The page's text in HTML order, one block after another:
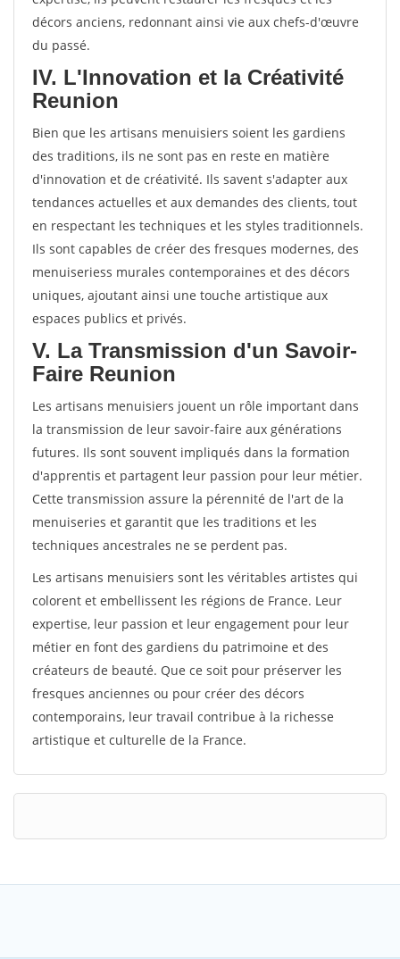
décors anciens, redonnant ainsi vie aux chefs-d'œuvre
du passé.
IV. L'Innovation et la Créativité
Reunion
Bien que les artisans menuisiers soient les gardiens
des traditions, ils ne sont pas en reste en matière
d'innovation et de créativité. Ils savent s'adapter aux
tendances actuelles et aux demandes des clients, tout
en respectant les techniques et les styles traditionnels.
Ils sont capables de créer des fresques modernes, des
menuiseriess murales contemporaines et des décors
uniques, ajoutant ainsi une touche artistique aux
espaces publics et privés.
V. La Transmission d'un Savoir-
Faire Reunion
Les artisans menuisiers jouent un rôle important dans
la transmission de leur savoir-faire aux générations
futures. Ils sont souvent impliqués dans la formation
d'apprentis et partagent leur passion pour leur métier.
Cette transmission assure la pérennité de l'art de la
menuiseries et garantit que les traditions et les
techniques ancestrales ne se perdent pas.
Les artisans menuisiers sont les véritables artistes qui
colorent et embellissent les régions de France. Leur
expertise, leur passion et leur engagement pour leur
métier en font des gardiens du patrimoine et des
créateurs de beauté. Que ce soit pour préserver les
fresques anciennes ou pour créer des décors
contemporains, leur travail contribue à la richesse
artistique et culturelle de la France.